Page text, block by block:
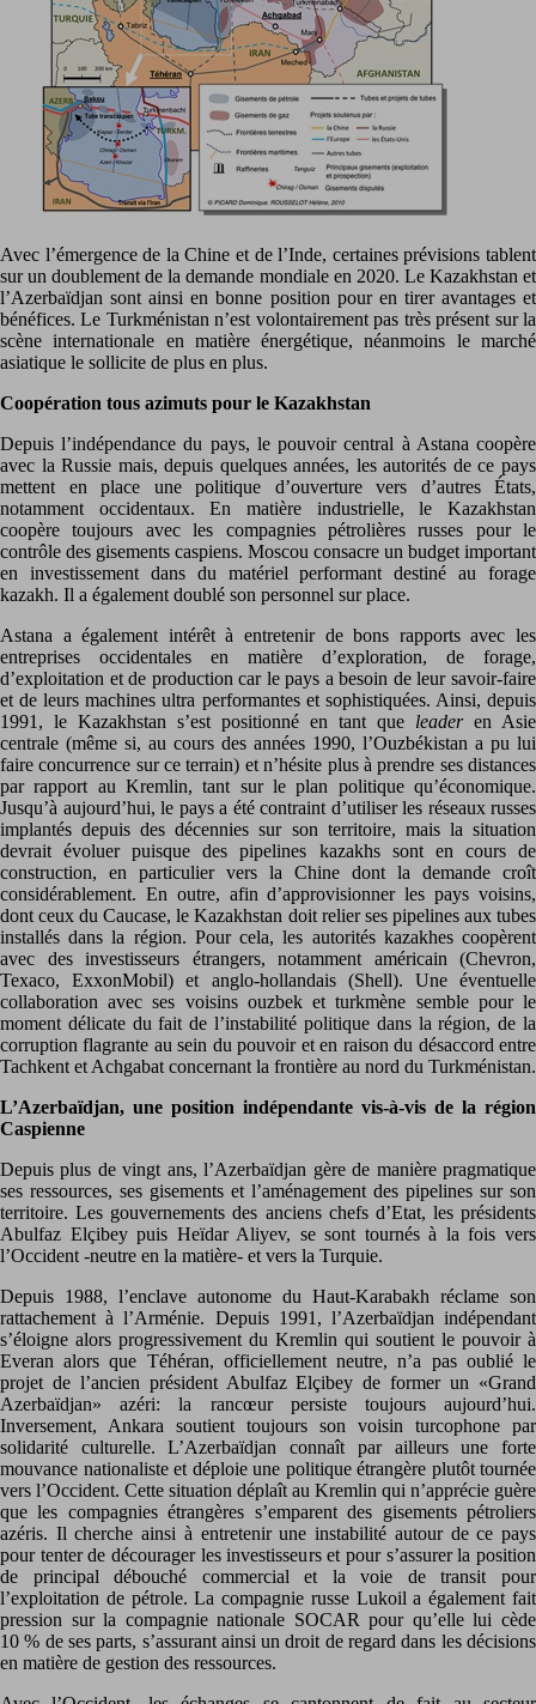
Avec l’émergence de la Chine et de l’Inde, certaines prévisions tablent
sur un doublement de la demande mondiale en 2020. Le Kazakhstan et
l’Azerbaïdjan sont ainsi en bonne position pour en tirer avantages et
bénéfices. Le Turkménistan n’est volontairement pas très présent sur la
scène internationale en matière énergétique, néanmoins le marché
asiatique le sollicite de plus en plus.
Coopération tous azimuts pour le Kazakhstan
Depuis l’indépendance du pays, le pouvoir central à Astana coopère
avec la Russie mais, depuis quelques années, les autorités de ce pays
mettent en place une politique d’ouverture vers d’autres États,
notamment occidentaux. En matière industrielle, le Kazakhstan
coopère toujours avec les compagnies pétrolières russes pour le
contrôle des gisements caspiens. Moscou consacre un budget important
en investissement dans du matériel performant destiné au forage
kazakh. Il a également doublé son personnel sur place.
Astana a également intérêt à entretenir de bons rapports avec les
entreprises occidentales en matière d’exploration, de forage,
d’exploitation et de production car le pays a besoin de leur savoir-faire
et de leurs machines ultra performantes et sophistiquées. Ainsi, depuis
1991, le Kazakhstan s’est positionné en tant que leaderen Asie
centrale (même si, au cours des années 1990, l’Ouzbékistan a pu lui
faire concurrence sur ce terrain) et n’hésite plus à prendre ses distances
par rapport au Kremlin, tant sur le plan politique qu’économique.
Jusqu’à aujourd’hui, le pays a été contraint d’utiliser les réseaux russes
implantés depuis des décennies sur son territoire, mais la situation
devrait évoluer puisque des pipelines kazakhs sont en cours de
construction, en particulier vers la Chine dont la demande croît
considérablement. En outre, afin d’approvisionner les pays voisins,
dont ceux du Caucase, le Kazakhstan doit relier ses pipelines aux tubes
installés dans la région. Pour cela, les autorités kazakhes coopèrent
avec des investisseurs étrangers, notamment américain (Chevron,
Texaco, ExxonMobil) et anglo-hollandais (Shell). Une éventuelle
collaboration avec ses voisins ouzbek et turkmène semble pour le
moment délicate du fait de l’instabilité politique dans la région, de la
corruption flagrante au sein du pouvoir et en raison du désaccord entre
Tachkent et Achgabat concernant la frontière au nord du Turkménistan.
L’Azerbaïdjan, une position indépendante vis-à-vis de la région
Caspienne
Depuis plus de vingt ans, l’Azerbaïdjan gère de manière pragmatique
ses ressources, ses gisements et l’aménagement des pipelines sur son
territoire. Les gouvernements des anciens chefs d’Etat, les présidents
Abulfaz Elçibey puis Heïdar Aliyev, se sont tournés à la fois vers
l’Occident -neutre en la matière- et vers la Turquie.
Depuis 1988, l’enclave autonome du Haut-Karabakh réclame son
rattachement à l’Arménie. Depuis 1991, l’Azerbaïdjan indépendant
s’éloigne alors progressivement du Kremlin qui soutient le pouvoir à
Everan alors que Téhéran, officiellement neutre, n’a pas oublié le
projet de l’ancien président Abulfaz Elçibey de former un «Grand
Azerbaïdjan» azéri: la rancœur persiste toujours aujourd’hui.
Inversement, Ankara soutient toujours son voisin turcophone par
solidarité culturelle. L’Azerbaïdjan connaît par ailleurs une forte
mouvance nationaliste et déploie une politique étrangère plutôt tournée
vers l’Occident. Cette situation déplaît au Kremlin qui n’apprécie guère
que les compagnies étrangères s’emparent des gisements pétroliers
azéris. Il cherche ainsi à entretenir une instabilité autour de ce pays
pour tenter de décourager les investisseurs et pour s’assurer la position
de principal débouché commercial et la voie de transit pour
l’exploitation de pétrole. La compagnie russe Lukoil a également fait
pression sur la compagnie nationale SOCAR pour qu’elle lui cède
10 % de ses parts, s’assurant ainsi un droit de regard dans les décisions
en matière de gestion des ressources.